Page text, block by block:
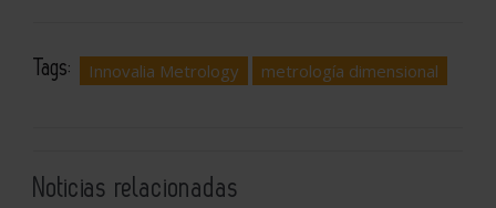
Tags: Innovalia Metrology metrología dimensional
Noticias relacionadas